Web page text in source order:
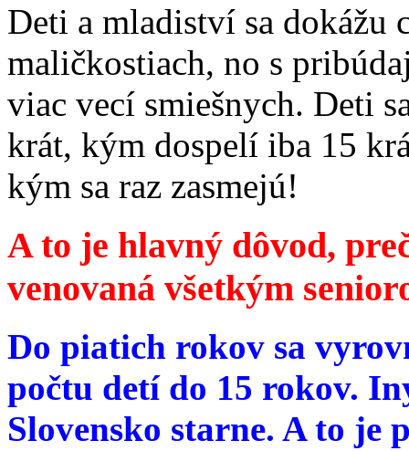
Deti a mladiství sa dokážu
maličkostiach, no s
viac vecí smiešnych. Deti
krát, kým dospelí iba 15
kým sa raz zasmejú!
A to je hlavný dôvod,
venovaná všetkým
Do piatich rokov sa
počtu detí do 15 rokov.
Slovensko starne. A to je